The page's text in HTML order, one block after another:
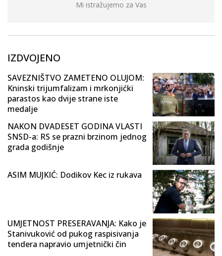
Mi istražujemo za Vas
IZDVOJENO
SAVEZNIŠTVO ZAMETENO OLUJOM:
Kninski trijumfalizam i mrkonjićki
parastos kao dvije strane iste
medalje
NAKON DVADESET GODINA VLASTI
SNSD-a: RS se prazni brzinom jednog
grada godišnje
ASIM MUJKIĆ: Dodikov Kec iz rukava
UMJETNOST PRESERAVANJA: Kako je
Stanivuković od pukog raspisivanja
tendera napravio umjetnički čin